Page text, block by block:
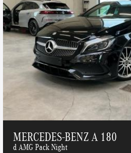
MERCEDES-BENZ A 180
d AMG Pack Night